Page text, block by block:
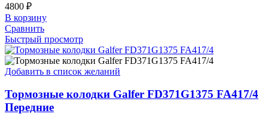
4800 ₽
В корзину
Сравнить
Быстрый просмотр
Добавить в список желаний
Тормозные колодки Galfer FD371G1375 FA417/4
Передние